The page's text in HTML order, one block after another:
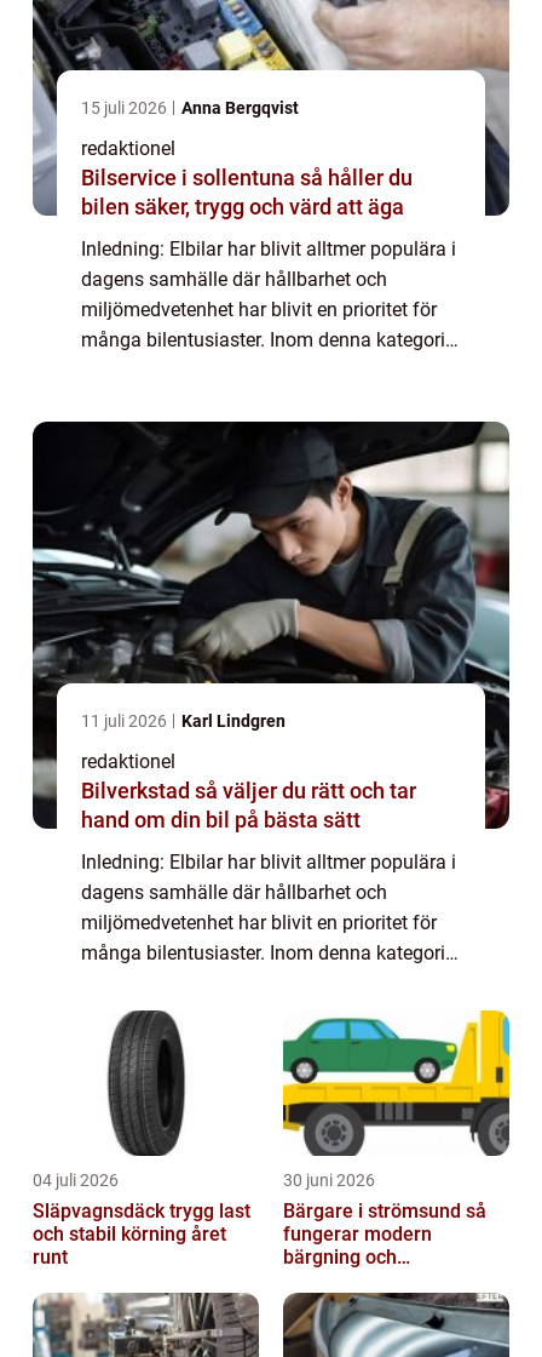
15 juli 2026 Anna Bergqvist
redaktionel
Bilservice i sollentuna så håller du
bilen säker, trygg och värd att äga
Inledning: Elbilar har blivit alltmer populära i
dagens samhälle där hållbarhet och
miljömedvetenhet har blivit en prioritet för
många bilentusiaster. Inom denna kategori
11 juli 2026 Karl Lindgren
redaktionel
Bilverkstad så väljer du rätt och tar
hand om din bil på bästa sätt
Inledning: Elbilar har blivit alltmer populära i
dagens samhälle där hållbarhet och
miljömedvetenhet har blivit en prioritet för
många bilentusiaster. Inom denna kategori
och erbjuder körupplevelse utan a...
04 juli 2026
Släpvagnsdäck trygg last
och stabil körning året
runt
30 juni 2026
Bärgare i strömsund så
fungerar modern
bärgning och